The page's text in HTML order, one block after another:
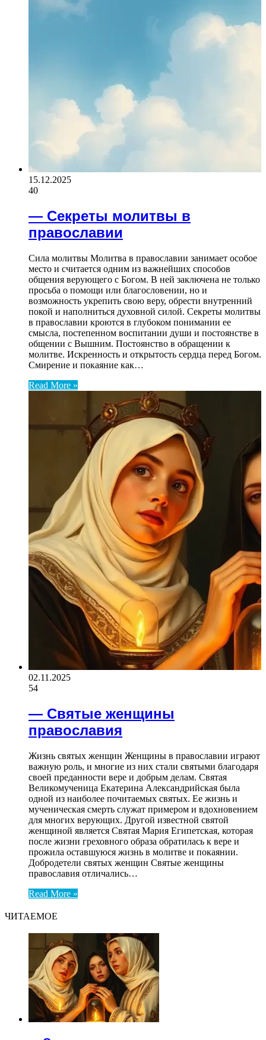
15.12.2025
40
— Секреты молитвы в
православии
Сила молитвы Молитва в православии занимает особое
место и считается одним из важнейших способов
общения верующего с Богом. В ней заключена не только
просьба о помощи или благословении, но и
возможность укрепить свою веру, обрести внутренний
покой и наполниться духовной силой. Секреты молитвы
в православии кроются в глубоком понимании ее
смысла, постепенном воспитании души и постоянстве в
общении с Вышним. Постоянство в обращении к
молитве. Искренность и открытость сердца перед Богом.
Смирение и покаяние как…
Read More »
02.11.2025
54
— Святые женщины
православия
Жизнь святых женщин Женщины в православии играют
важную роль, и многие из них стали святыми благодаря
своей преданности вере и добрым делам. Святая
Великомученица Екатерина Александрийская была
одной из наиболее почитаемых святых. Ее жизнь и
мученическая смерть служат примером и вдохновением
для многих верующих. Другой известной святой
женщиной является Святая Мария Египетская, которая
после жизни греховного образа обратилась к вере и
прожила оставшуюся жизнь в молитве и покаянии.
Добродетели святых женщин Святые женщины
православия отличались…
Read More »
ЧИТАЕМОЕ